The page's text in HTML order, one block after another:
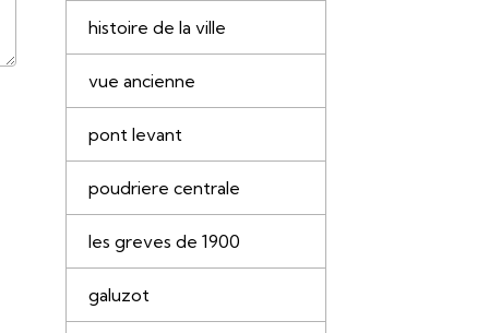
histoire de la ville
vue ancienne
pont levant
poudriere centrale
les greves de 1900
galuzot